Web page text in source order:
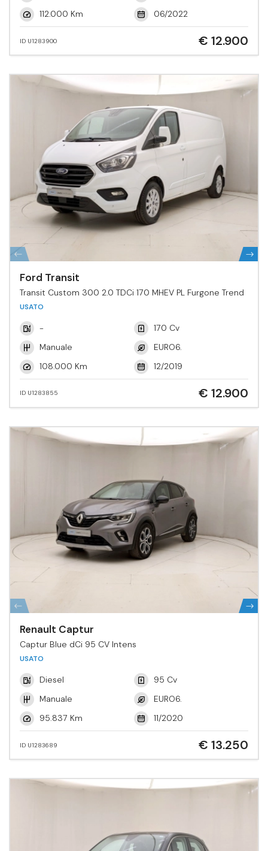
112.000 Km
06/2022
ID U1283900 € 12.900
Ford Transit
Transit Custom 300 2.0 TDCi 170 MHEV PL Furgone Trend
USATO
-
170 Cv
Manuale
EURO6.
108.000 Km
12/2019
ID U1283855 € 12.900
Renault Captur
Captur Blue dCi 95 CV Intens
USATO
Diesel
95 Cv
Manuale
EURO6.
95.837 Km
11/2020
ID U1283689 € 13.250